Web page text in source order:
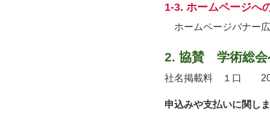
1-3. ホームページへ
ホームページバナー
2. 協賛 学術総会
社名掲載料 １
申込みや支払いに関し